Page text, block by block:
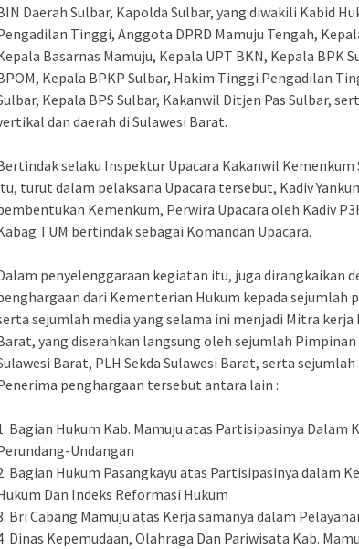
Daerah Sulbar, Kapolda Sulbar, yang diwakili Kabid
Tinggi, Anggota DPRD Mamuju Tengah,
Basarnas Mamuju, Kepala UPT BKN, Kepala BPK
Kepala BPKP Sulbar, Hakim Tinggi Pengadilan
Kepala BPS Sulbar, Kakanwil Ditjen Pas Sulbar,
dan daerah di Sulawesi Barat.
selaku Inspektur Upacara Kakanwil Kemenkum
turut dalam pelaksana Upacara tersebut, Kadiv
Kemenkum, Perwira Upacara oleh Kadiv
TUM bertindak sebagai Komandan Upacara.
penyelenggaraan kegiatan itu, juga dirangkaikan
dari Kementerian Hukum kepada sejumlah
sejumlah media yang selama ini menjadi Mitra kerja
yang diserahkan langsung oleh sejumlah
Barat, PLH Sekda Sulawesi Barat, serta
penghargaan tersebut antara lain :
Bagian Hukum Kab. Mamuju atas Partisipasinya
Undangan
Bagian Hukum Pasangkayu atas Partisipasinya dalam
Dan Indeks Reformasi Hukum
Bri Cabang Mamuju atas Kerja samanya dalam
Dinas Kepemudaan, Olahraga Dan Pariwisata Kab.